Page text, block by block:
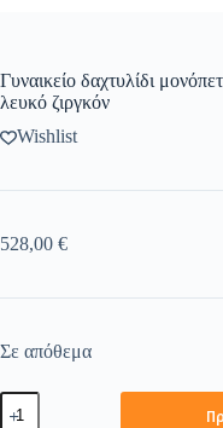
Γυναικείο δαχτυλίδι
λευκό ζιργκόν
Wishlist
528,00 €
Σε απόθεμα